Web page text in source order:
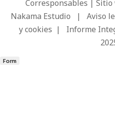
Corresponsables |
Nakama Estudio | Aviso
y cookies | Informe
Form